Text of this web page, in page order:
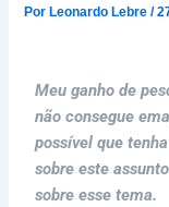
Por Leonardo Lebre/
Meu ganho de
não consegue
possível que
sobre este
sobre esse tema.